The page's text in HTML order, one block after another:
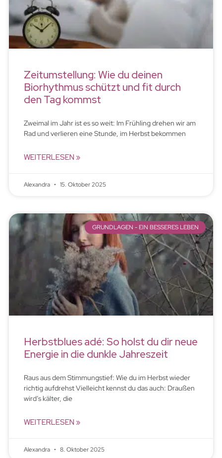
Zeitumstellung: Wie du deinen
Biorhythmus schützt und fit durch
den Tag kommst
Zweimal im Jahr ist es so weit: Im Frühling drehen wir am
Rad und verlieren eine Stunde, im Herbst bekommen
WEITERLESEN »
Alexandra 15. Oktober 2025
GRUNDLAGEN - EIN BESSERES LEBEN
Herbstblues adé: So holst du dir neue
Energie in die dunkle Jahreszeit
Raus aus dem Stimmungstief: Wie du im Herbst wieder
richtig aufdrehst Vielleicht kennst du das auch: Draußen
wird’s kälter, die
WEITERLESEN »
Alexandra 8. Oktober 2025